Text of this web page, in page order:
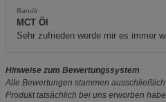
Bandit
MCT Öl
Sehr zufrieden werde mir es immer
Hinweise zum Bewertungssystem
Alle Bewertungen stammen
Produkt tatsächlich bei uns erworben